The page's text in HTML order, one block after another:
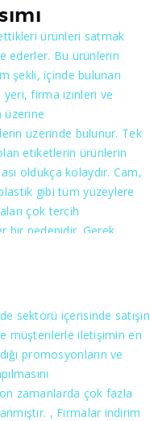
gramajı, cinsi sayfa
ve renk tercihi etkili
en önemli
olan fotoğraflama ve
konusunda da uzman
ve tecrübeleri sizlere
Kaliteli ürünleri uygun
çıktığımız yolda
görmeyi arzu ederiz.
ürünleri satmak
ederler. Bu ürünlerin
şekli, içinde bulunan
firma izinleri ve
üzerine
üzerinde bulunur. Tek
etiketlerin ürünlerin
oldukça kolaydır. Cam,
gibi tüm yüzeylere
çok tercih
bir nedenidir. Gerek
en önemli konu
daha görünür
profesyonel bir tasarımı
tasarım gerekse kalite
tecrübemizden ve
gelmektedir.
sektörü içerisinde satışın
müşterilerle iletişimin en
promosyonların ve
zamanlarda çok fazla
, Firmalar indirim